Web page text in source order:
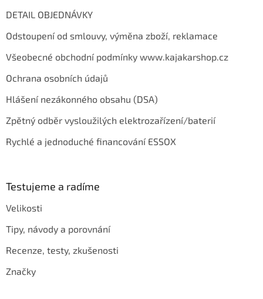
DETAIL OBJEDNÁVKY
Odstoupení od smlouvy, výměna zboží, reklamace
Všeobecné obchodní podmínky www.kajakarshop.cz
Ochrana osobních údajů
Hlášení nezákonného obsahu (DSA)
Zpětný odběr vysloužilých elektrozařízení/baterií
Rychlé a jednoduché financování ESSOX
Testujeme a radíme
Velikosti
Tipy, návody a porovnání
Recenze, testy, zkušenosti
Značky